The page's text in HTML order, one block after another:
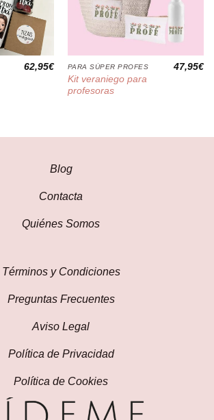
62,95€ PARA SÚPER PROFES
Kit veraniego para
profesoras
47,95€
Términos y Condiciones
Preguntas Frecuentes
Aviso Legal
Política de Privacidad
Política de Cookies
Blog
Contacta
Quiénes Somos